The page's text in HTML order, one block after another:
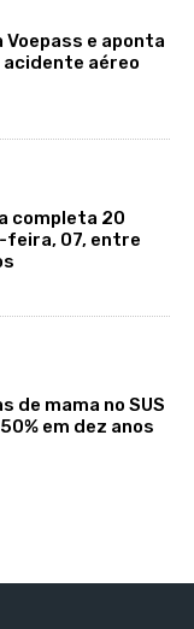
Voepass e aponta
aéreo
completa 20
feira, 07, entre
de mama no SUS
em dez anos